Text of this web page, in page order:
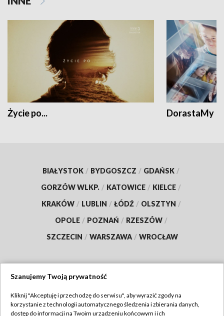
Życie po... DorastaMy
BIAŁYSTOK / BYDGOSZCZ / GDAŃSK /
GORZÓW WLKP. / KATOWICE / KIELCE /
KRAKÓW / LUBLIN / ŁÓDŹ / OLSZTYN /
OPOLE / POZNAŃ / RZESZÓW /
SZCZECIN / WARSZAWA / WROCŁAW
TVP
Szanujemy Twoją prywatność
Kliknij "Akceptuję i przechodzę do serwisu", aby wyrazić zgody na
korzystanie z technologii automatycznego śledzenia i zbierania danych,
dostęp do informacji na Twoim urządzeniu końcowym i ich